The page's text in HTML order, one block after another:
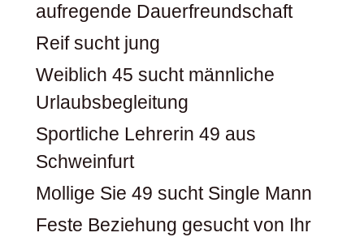
aufregende Dauerfreundschaft
Reif sucht jung
Weiblich 45 sucht männliche
Urlaubsbegleitung
Sportliche Lehrerin 49 aus
Schweinfurt
Mollige Sie 49 sucht Single Mann
Feste Beziehung gesucht von Ihr